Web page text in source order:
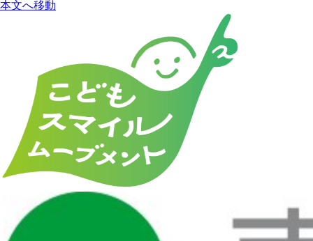
本文へ移動